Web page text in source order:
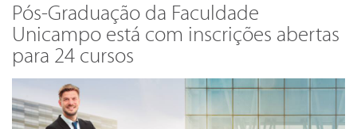
Pós-Graduação da Faculdade
Unicampo está com inscrições abertas
para 24 cursos